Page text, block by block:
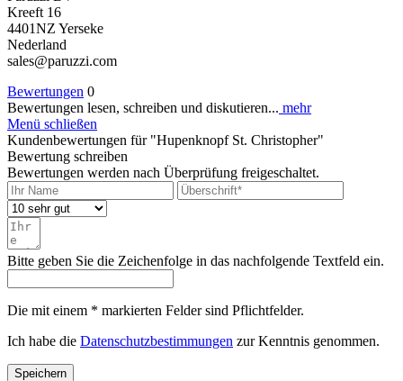
Kreeft 16
4401NZ Yerseke
Nederland
sales@paruzzi.com
Bewertungen 0
Bewertungen lesen, schreiben und diskutieren... mehr
Menü schließen
Kundenbewertungen für "Hupenknopf St. Christopher"
Bewertung schreiben
Bewertungen werden nach Überprüfung freigeschaltet.
Bitte geben Sie die Zeichenfolge in das nachfolgende Textfeld ein.
Die mit einem * markierten Felder sind Pflichtfelder.
Ich habe die Datenschutzbestimmungen zur Kenntnis genommen.
Speichern